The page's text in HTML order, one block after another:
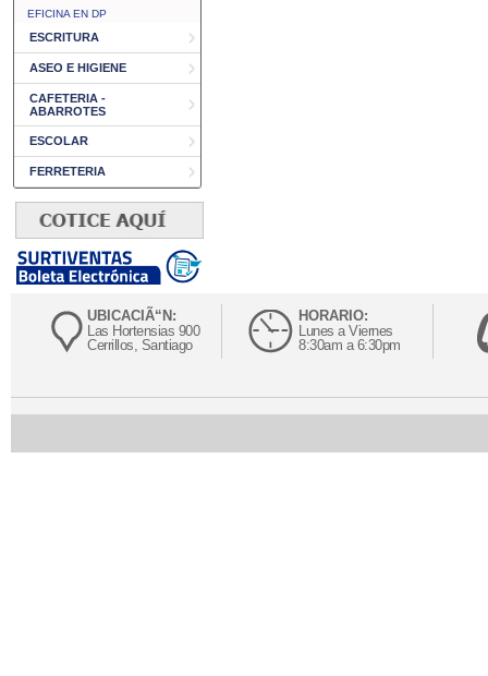
EFICINA EN DP
ESCRITURA
ASEO E HIGIENE
CAFETERIA -
ABARROTES
ESCOLAR
FERRETERIA
UBICACIÃ“N:
Las Hortensias 900
Cerrillos, Santiago
HORARIO:
Lunes a Viernes
8:30am a 6:30pm